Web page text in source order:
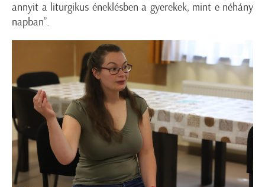
annyit a liturgikus éneklésben a gyerekek, mint e néhány
napban”.